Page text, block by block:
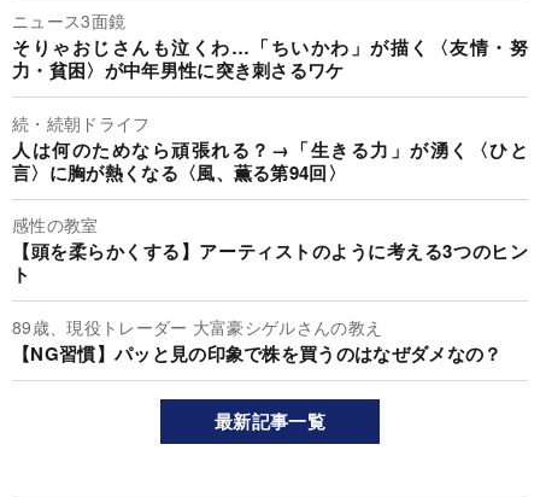
ニュース3面鏡
そりゃおじさんも泣くわ…「ちいかわ」が描く〈友情・努
力・貧困〉が中年男性に突き刺さるワケ
続・続朝ドライフ
人は何のためなら頑張れる？→「生きる力」が湧く〈ひと
言〉に胸が熱くなる〈風、薫る第94回〉
感性の教室
【頭を柔らかくする】アーティストのように考える3つのヒン
ト
89歳、現役トレーダー 大富豪シゲルさんの教え
【NG習慣】パッと見の印象で株を買うのはなぜダメなの？
最新記事一覧